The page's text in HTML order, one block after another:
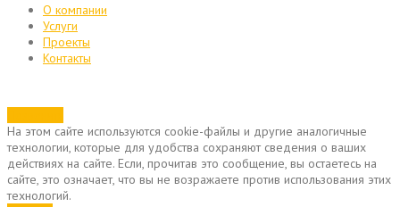
О компании
Услуги
Проекты
Контакты
На этом сайте используются cookie-файлы и другие аналогичные
технологии, которые для удобства сохраняют сведения о ваших
действиях на сайте. Если, прочитав это сообщение, вы остаетесь на
сайте, это означает, что вы не возражаете против использования этих
технологий.